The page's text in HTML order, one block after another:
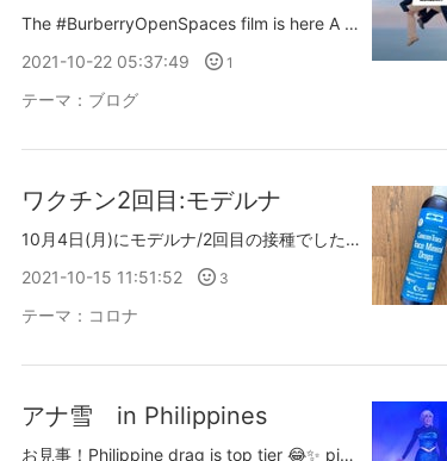
The #BurberryOpenSpaces film is here A journey that blurs the lines between reality and fantasy, exploring new perspectives and challenging convention – inspired by the pioneering spirit our outerwear collection. pic.twitter.com/nAmKuIDOtL— Burberry (@Burberry) 2021年10月19日
2021-10-22 05:37:49
1
テーマ： ブログ
ワクチン2回目:モデルナ
10月4日(月)にモデルナ/2回目の接種でした。ちなみに1回目の副反応は以下４つほど。①頭痛②腕の痛み③食欲増進(接種後2週間続く)④生理が1週間早く来た友人や生徒さんから2回目はきっと重く副反応が出ると言われていたので、1回目よりも更に警戒し水、食料、経口補水液、ポカリなどを多めに用意して2回目に臨みました。でも発熱もなく、あっさり48時間を過ぎました。良かったー。頭痛と倦怠感、接種した左腕に筋肉痛のような痛みはありましたが、1回目のそれよりも軽かったくらい。そうそう、接種のときにお医者さんから言われました。『力を抜いてリラックスした状態で接種すると痛くないですよ。筋肉注射だから、体に力が入ってると痛くなるんです。』というわけで深呼吸をし、リラックスして接種。結果接種時の痛みは全くありませんでした。ほっ＊私は過去の病歴もあり1回目も2回目も仰臥位、仰向けに寝た状態で接種を受けました。問診の際に希望すれば対応してくれます。当日、翌日と発熱はしなかったものの頭痛と倦怠感はあり、また体調が急変する可能性もあるので横になっていることが多かったのですが、その中で”回復体位”を取るととても楽だったので、参考にさせて頂いたツイートを貼っておきますね。@877_727 さんより コロナワクチンの副反応体験しましたレポ②嘔気・嘔吐 不摂生のせいでめずらしく起こる副反応網羅したので看護師のチカラで対応した様子を紹介します。こうならないようにみんなはよく食べてよく寝て受けてください！！！(まだ1回目の話) pic.twitter.com/fuPo6Qam7Y— 看護師のかげさん🐱イラスト看護帖書籍化🍌 (@877_727) September 6, 2021副反応がほとんど出なかった。→もしかしてこれが良かったのでは？と思われることを３つ書いてみます。①接種後帰宅してすぐに葛根湯服用 お世話になってる整体の先生から葛根湯を飲むと副反応が出ないと聞いて私も1回目、2回目とも帰宅後すぐに服用。②接種3日前からたんぱく質を意識的に摂取。ヴイダーインのプロテイン、SAVAS飲料も。③当日午前中の仕事から帰宅後、接種に出掛けるまで2時間ほどあったので15分仮眠。疲労がすこし取れた状態で接種できた。水を毎日1.5~2リットル摂っているのと、サプリも良かったのかも知れません。( 常用してるサプリ)サプリはほぼ毎日ビタミンB/C、オメガ3-6-9。2日に1回 亜鉛(Zinc)、ビタミンD。ケルセチン(Quercetin)を時々。チョコラBB以外はi Herbで購入しています。それとマグネシウム。↓これは液状なので水に混ぜて飲んでます。元々オメガ3、ビタミンD、マグネシウムは摂っていたのですがコロナ禍でビタミンB/C、亜鉛、ケルセチンも併せて摂るようになりました。完全に自己判断なので、もし読んで頂いている方で興味を持たれた方はご自身の体に合うかどうか確認されてから飲むことをおすすめします。ワクチン接種してもブレイクスルー感染が起きますし、引き続き換気とマスク、手洗いを徹底します。みなさまもどうぞお元気で安全にお過ごしくださいね。
2021-10-15 11:51:52
3
テーマ： コロナ
アナ雪 in Philippines
お見事！Philippine drag is top tier 😂✨ pic.twitter.com/QcmnbhSxz1— 𝘽𝙍𝙊 (@brotaminz) 2021年8月22日